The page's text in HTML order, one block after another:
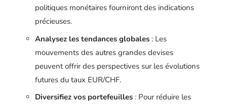
politiques monétaires fourniront des indications
précieuses.
Analysez les tendances globales : Les
mouvements des autres grandes devises
peuvent offrir des perspectives sur les évolutions
futures du taux EUR/CHF.
Diversifiez vos portefeuilles : Pour réduire les